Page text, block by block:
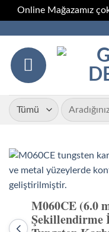
Online Mağazamız
Ara:
M060CE (6.0
Şekillendirme